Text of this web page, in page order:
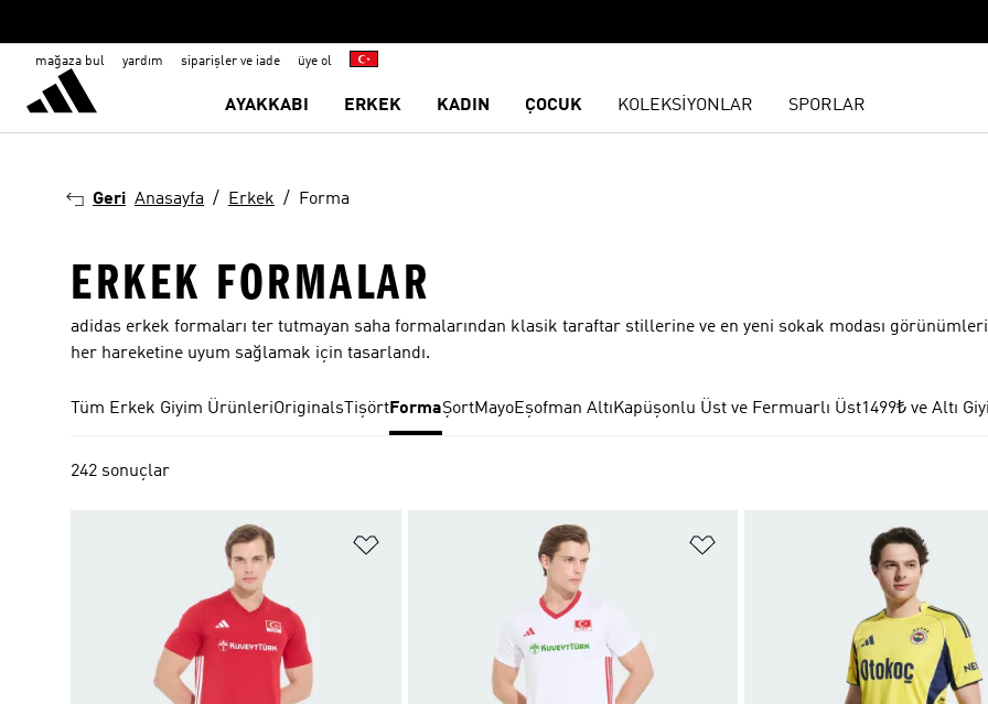
mağaza bul yardım siparişler ve iade üye ol
AYAKKABI ERKEK KADIN ÇOCUK KOLEKSİYONLAR SPORLAR
Geri Anasayfa Erkek Forma
ERKEK FORMALAR
adidas erkek formaları ter tutmayan saha formalarından klasik taraftar stillerine ve en yeni sokak modası
her hareketine uyum sağlamak için tasarlandı.
Tüm Erkek Giyim ÜrünleriOriginals TişörtFormaŞortMayoEşofman AltıKapüşonlu Üst ve Fermuarlı Üst1499₺ ve Altı
242 sonuçlar
Favori Listesine Ekle Favori Listesine Ekle